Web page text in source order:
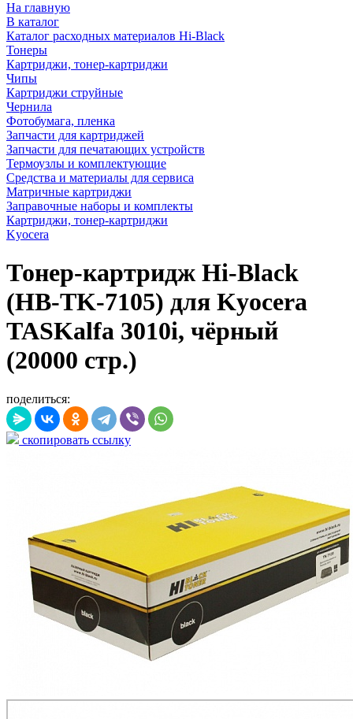
На главную
В каталог
Каталог расходных материалов Hi-Black
Тонеры
Картриджи, тонер-картриджи
Чипы
Картриджи струйные
Чернила
Фотобумага, пленка
Запчасти для картриджей
Запчасти для печатающих устройств
Термоузлы и комплектующие
Средства и материалы для сервиса
Матричные картриджи
Заправочные наборы и комплекты
Картриджи, тонер-картриджи
Kyocera
Тонер-картридж Hi-Black
(HB-TK-7105) для Kyocera
TASKalfa 3010i, чёрный
(20000 стр.)
поделиться:
скопировать ссылку